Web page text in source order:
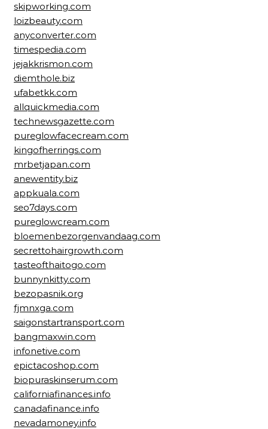
skipworking.com
loizbeauty.com
anyconverter.com
timespedia.com
jejakkrismon.com
diemthole.biz
ufabetkk.com
allquickmedia.com
technewsgazette.com
pureglowfacecream.com
kingofherrings.com
mrbetjapan.com
anewentity.biz
appkuala.com
seo7days.com
pureglowcream.com
bloemenbezorgenvandaag.com
secrettohairgrowth.com
tasteofthaitogo.com
bunnynkitty.com
bezopasnik.org
fjmnxga.com
saigonstartransport.com
bangmaxwin.com
infonetive.com
epictacoshop.com
biopuraskinserum.com
californiafinances.info
canadafinance.info
nevadamoney.info